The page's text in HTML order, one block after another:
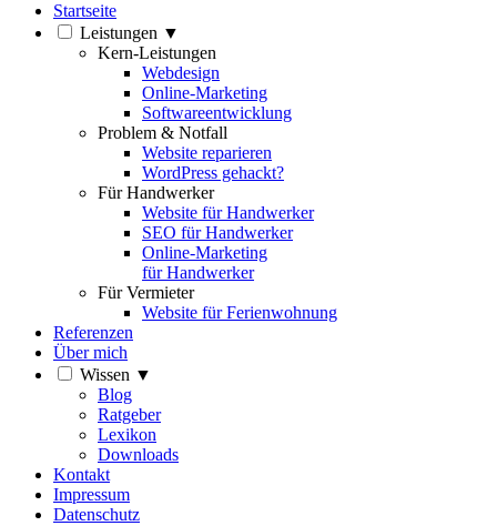
Startseite
Leistungen ▼
Kern-Leistungen
Webdesign
Online-Marketing
Softwareentwicklung
Problem & Notfall
Website reparieren
WordPress gehackt?
Für Handwerker
Website für Handwerker
SEO für Handwerker
Online-Marketing
für Handwerker
Für Vermieter
Website für Ferienwohnung
Referenzen
Über mich
Wissen ▼
Blog
Ratgeber
Lexikon
Downloads
Kontakt
Impressum
Datenschutz